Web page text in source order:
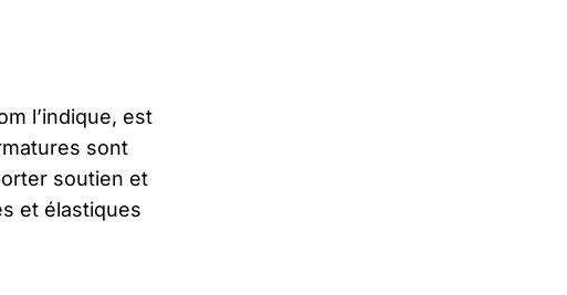
l’indique, est
sont
soutien et
et élastiques